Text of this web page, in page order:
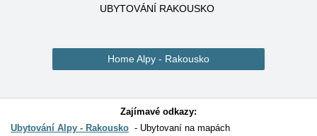
UBYTOVÁNÍ RAKOUSKO
Home Alpy - Rakousko
Zajímavé odkazy:
Ubytování Alpy - Rakousko
Ubytovaní na mapách